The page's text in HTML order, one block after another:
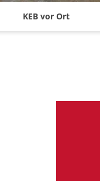
KEB vor Ort